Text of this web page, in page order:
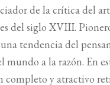
de la crítica del
del siglo XVIII.
tendencia del
mundo a la razón. En
completo y atractivo